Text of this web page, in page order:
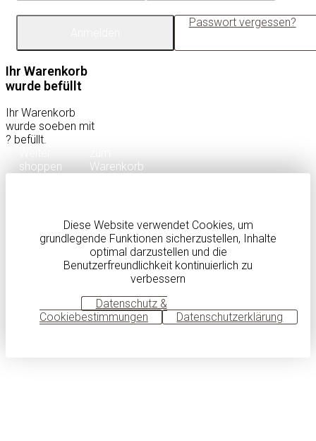
Passwort vergessen?
Ihr Warenkorb
wurde befüllt
Ihr Warenkorb
wurde soeben mit
? befüllt.
shoppen
Warenkorb
Diese Website verwendet Cookies, um
grundlegende Funktionen sicherzustellen, Inhalte
optimal darzustellen und die
Benutzerfreundlichkeit kontinuierlich zu
verbessern
Datenschutz &
Cookiebestimmungen
Datenschutzerklärung